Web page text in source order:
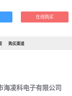
在线购买
购买渠道
海凌科电子有限公司